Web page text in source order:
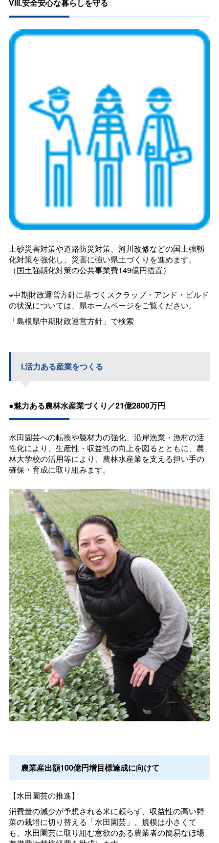
VIII.安全安心な暮らしを守る
土砂災害対策や道路防災対策、河川改修などの国土強靱
化対策を強化し、災害に強い県土づくりを進めます。
（国土強靱化対策の公共事業費149億円措置）
※中期財政運営方針に基づくスクラップ・アンド・ビルド
の状況については、県ホームページをご覧ください。
「島根県中期財政運営方針」で検索
I.活力ある産業をつくる
●魅力ある農林水産業づくり／21億2800万円
水田園芸への転換や製材力の強化、沿岸漁業・漁村の活
性化により、生産性・収益性の向上を図るとともに、農
林大学校の活用等により、農林水産業を支える担い手の
確保・育成に取り組みます。
農業産出額100億円増目標達成に向けて
【水田園芸の推進】
消費量の減少が予想される米に頼らず、収益性の高い野
菜の栽培に切り替える「水田園芸」。規模は小さくて
も、水田園芸に取り組む意欲のある農業者の簡易なほ場